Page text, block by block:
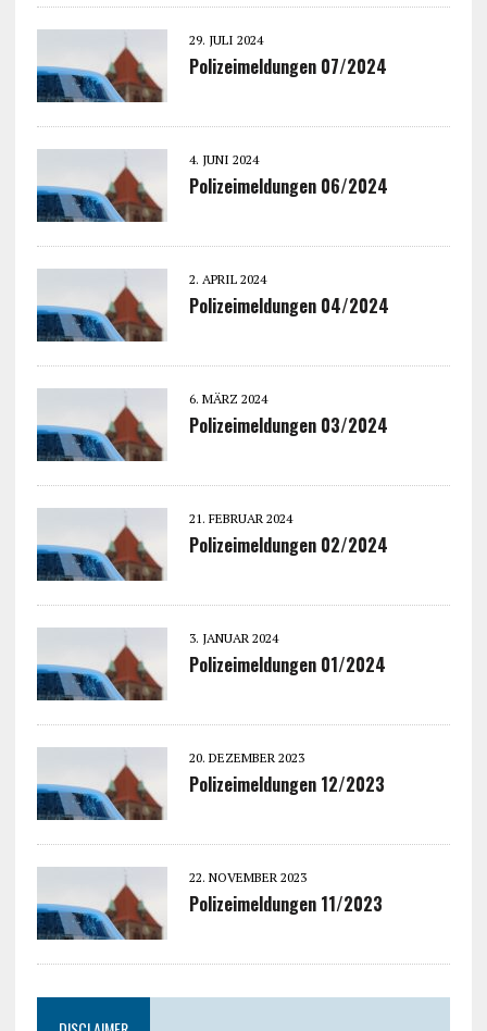
29. JULI 2024
Polizeimeldungen 07/2024
4. JUNI 2024
Polizeimeldungen 06/2024
2. APRIL 2024
Polizeimeldungen 04/2024
6. MÄRZ 2024
Polizeimeldungen 03/2024
21. FEBRUAR 2024
Polizeimeldungen 02/2024
3. JANUAR 2024
Polizeimeldungen 01/2024
20. DEZEMBER 2023
Polizeimeldungen 12/2023
22. NOVEMBER 2023
Polizeimeldungen 11/2023